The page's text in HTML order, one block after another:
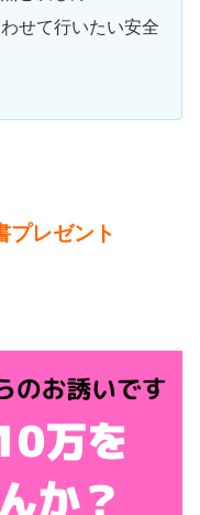
せて行いたい安全
プレゼント